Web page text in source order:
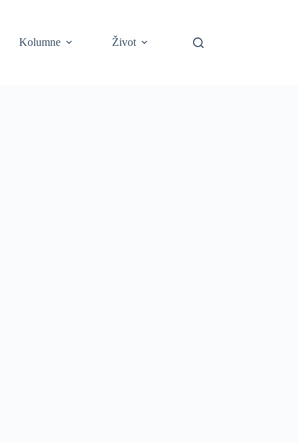
Kolumne Život